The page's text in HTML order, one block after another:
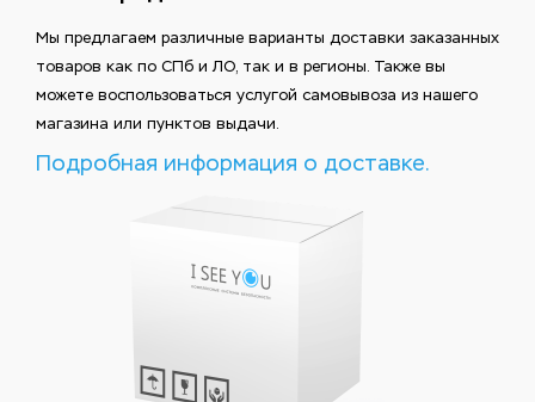
Мы предлагаем различные варианты доставки заказанных
товаров как по СПб и ЛО, так и в регионы. Также вы
можете воспользоваться услугой самовывоза из нашего
магазина или пунктов выдачи.
Подробная информация о доставке.